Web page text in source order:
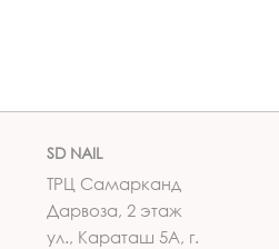
SD NAIL
ТРЦ Самарканд
Дарвоза, 2 этаж
ул., Караташ 5А, г.